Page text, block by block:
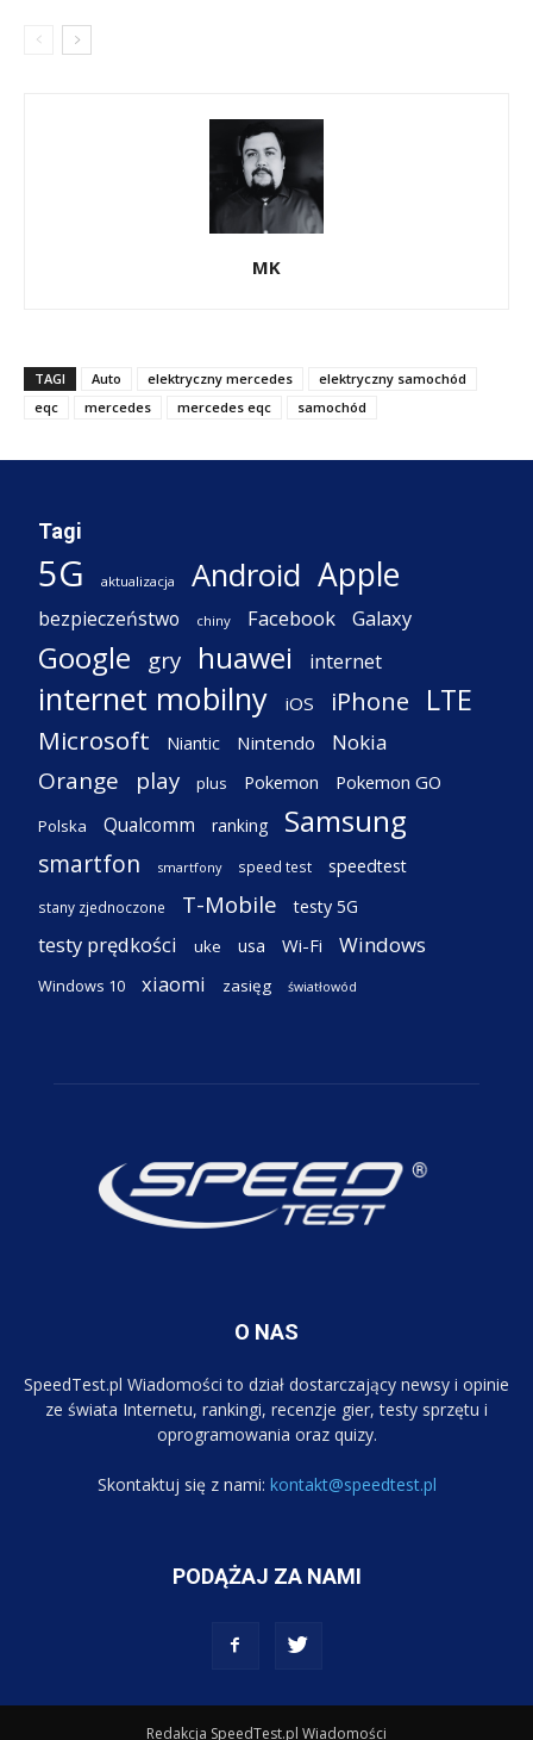
MK
TAGI Auto elektryczny mercedes
elektryczny samochód
eqc
mercedes mercedes eqc samochód
Tagi
5G aktualizacja Android Apple
bezpieczeństwo chiny Facebook Galaxy
Google gry huawei internet
internet mobilny iOS iPhone LTE
Microsoft Niantic Nintendo Nokia
Orange play plus Pokemon Pokemon GO
Polska Qualcomm ranking Samsung
smartfon smartfony speed test speedtest
stany zjednoczone T-Mobile testy 5G
testy prędkości uke usa Wi-Fi Windows
Windows 10 xiaomi zasięg światłowód
O NAS
SpeedTest.pl Wiadomości to dział dostarczający newsy i opinie
ze świata Internetu, rankingi, recenzje gier, testy sprzętu i
oprogramowania oraz quizy.
Skontaktuj się z nami: kontakt@speedtest.pl
PODĄŻAJ ZA NAMI
Redakcja SpeedTest.pl Wiadomości